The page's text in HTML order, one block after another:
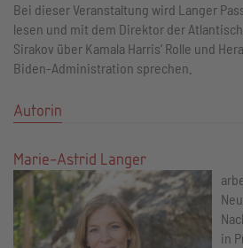
Bei dieser Veranstaltung wird Langer
lesen und mit dem Direktor der
Sirakov über Kamala Harris‘ Rolle und
Biden-Administration sprechen.
Autorin
Marie-Astrid Langer
in